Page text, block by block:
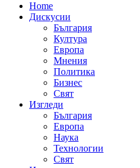
Home
Дискусии
България
Култура
Европа
Мнения
Политика
Бизнес
Свят
Изгледи
България
Европа
Наука
Технологии
Свят